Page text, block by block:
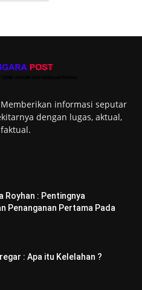
informasi seputar
dengan lugas, aktual,
Royhan : Pentingnya
Penanganan Pertama Pada
: Apa itu Kelelahan ?